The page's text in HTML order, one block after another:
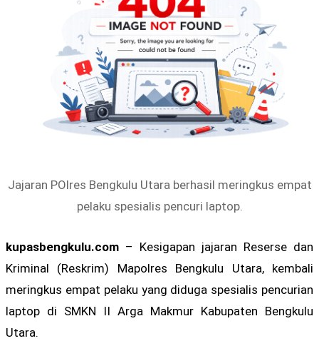
Jajaran POlres Bengkulu Utara berhasil meringkus empat
pelaku spesialis pencuri laptop.
kupasbengkulu.com – Kesigapan jajaran Reserse dan
Kriminal (Reskrim) Mapolres Bengkulu Utara, kembali
meringkus empat pelaku yang diduga spesialis pencurian
laptop di SMKN II Arga Makmur Kabupaten Bengkulu
Utara.